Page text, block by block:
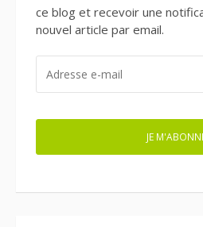
ce blog et recevoir une
nouvel article par email.
MAIL
JE